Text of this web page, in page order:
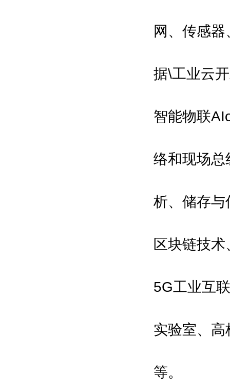
网、传感
据\工业云
智能物联
络和现场总
析、储存与
区块链技
5G工业互
实验室、
等。